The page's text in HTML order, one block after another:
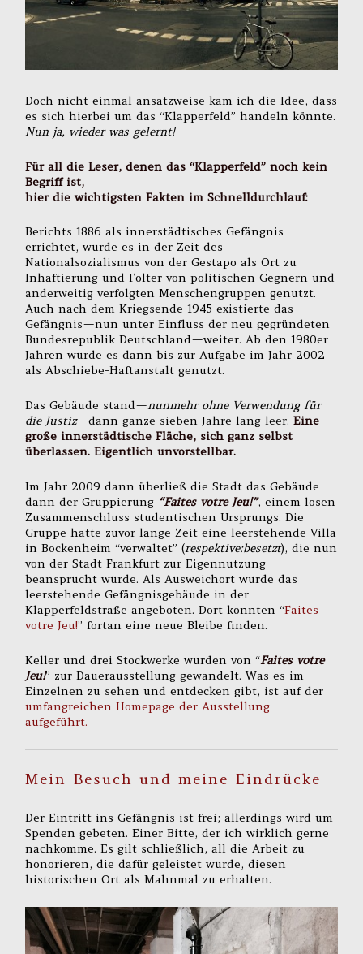
Doch nicht einmal ansatzweise kam ich die Idee, dass
es sich hierbei um das “Klapperfeld” handeln könnte.
Nun ja, wieder was gelernt!
Für all die Leser, denen das “Klapperfeld” noch kein
Begriff ist,
hier die wichtigsten Fakten im Schnelldurchlauf:
Berichts 1886 als innerstädtisches Gefängnis
errichtet, wurde es in der Zeit des
Nationalsozialismus von der Gestapo als Ort zu
Inhaftierung und Folter von politischen Gegnern und
anderweitig verfolgten Menschengruppen genutzt.
Auch nach dem Kriegsende 1945 existierte das
Gefängnis — nun unter Einfluss der neu gegründeten
Bundesrepublik Deutschland — weiter. Ab den 1980er
Jahren wurde es dann bis zur Aufgabe im Jahr 2002
als Abschiebe-Haftanstalt genutzt.
Das Gebäude stand —nunmehr ohne Verwendung für
die Justiz— dann ganze sieben Jahre lang leer.Eine
große innerstädtische Fläche, sich ganz selbst
überlassen. Eigentlich unvorstellbar.
Im Jahr 2009 dann überließ die Stadt das Gebäude
dann der Gruppierung “Faites votre Jeu!”, einem losen
Zusammenschluss studentischen Ursprungs. Die
Gruppe hatte zuvor lange Zeit eine leerstehende Villa
in Bockenheim “verwaltet” (respektive:besetzt), die nun
von der Stadt Frankfurt zur Eigennutzung
beansprucht wurde. Als Ausweichort wurde das
leerstehende Gefängnisgebäude in der
Klapperfeldstraße angeboten. Dort konnten “Faites
votre Jeu!” fortan eine neue Bleibe finden.
Keller und drei Stockwerke wurden von “Faites votre
Jeu!” zur Dauerausstellung gewandelt. Was es im
Einzelnen zu sehen und entdecken gibt, ist auf der
umfangreichen Homepage der Ausstellung
aufgeführt.
Mein Besuch und meine Eindrücke
Der Eintritt ins Gefängnis ist frei; allerdings wird um
Spenden gebeten. Einer Bitte, der ich wirklich gerne
nachkomme. Es gilt schließlich, all die Arbeit zu
honorieren, die dafür geleistet wurde, diesen
historischen Ort als Mahnmal zu erhalten.